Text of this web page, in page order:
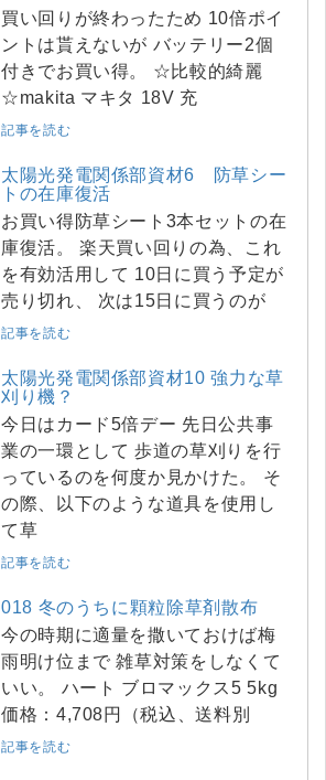
買い回りが終わったため 10倍ポイ
ントは貰えないが バッテリー2個
付きでお買い得。 ☆比較的綺麗
☆makita マキタ 18V 充
記事を読む
太陽光発電関係部資材6 防草シー
トの在庫復活
お買い得防草シート3本セットの在
庫復活。 楽天買い回りの為、これ
を有効活用して 10日に買う予定が
売り切れ、 次は15日に買うのが
記事を読む
太陽光発電関係部資材10 強力な草
刈り機？
今日はカード5倍デー 先日公共事
業の一環として 歩道の草刈りを行
っているのを何度か見かけた。 そ
の際、以下のような道具を使用し
て草
記事を読む
018 冬のうちに顆粒除草剤散布
今の時期に適量を撒いておけば梅
雨明け位まで 雑草対策をしなくて
いい。 ハート ブロマックス5 5kg
価格：4,708円（税込、送料別
記事を読む